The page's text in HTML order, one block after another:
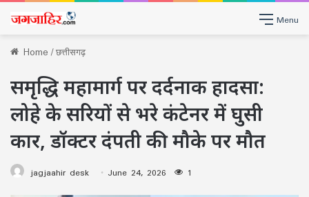
Menu
Home/छत्तीसगढ़
समृद्धि महामार्ग पर दर्दनाक हादसा:
लोहे के सरियों से भरे कंटेनर में घुसी
कार, डॉक्टर दंपती की मौके पर मौत
jagjaahir desk June 24, 2026 1